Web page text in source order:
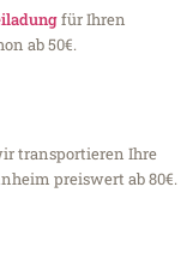
für Ihren
ab 50€.
transportieren Ihre
preiswert ab 80€.